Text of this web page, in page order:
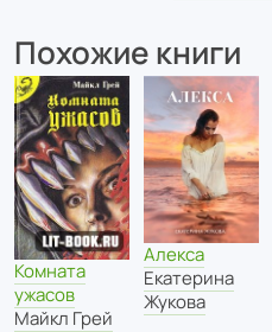
Похожие книги
Комната
ужасов
Майкл Грей
Алекса
Екатерина
Жукова